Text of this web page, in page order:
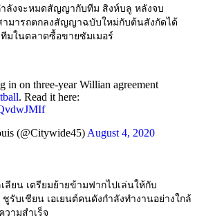
ำลังจะหมดสัญญากับทีม สิงห์บลู หลังจบ
ามารถตกลงสัญญาฉบับใหม่กับต้นสังกัดได้
มในตลาดซื้อขายซัมเมอร์
in on three-year Willian agreement
. Read it here:
(@Citywide45) August 4, 2020
ลียน เตรียมย้ายข้ามฟากไปเล่นให้กับ
รับเชียน เอเยนต์คนดังกำลังทำงานอย่างใกล้
ามสำเร็จ